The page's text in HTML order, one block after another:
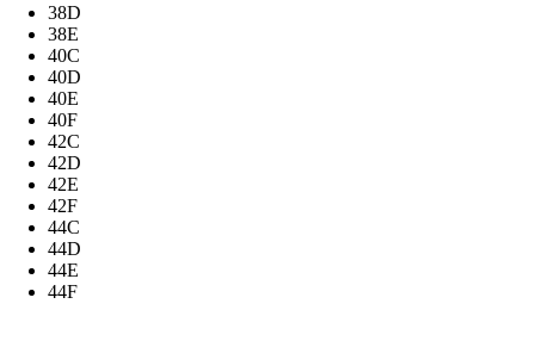
38D
38E
40C
40D
40E
40F
42C
42D
42E
42F
44C
44D
44E
44F